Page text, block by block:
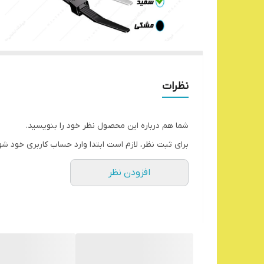
نظرات
شما هم درباره این محصول نظر خود را بنویسید.
برای ثبت نظر، لازم است ابتدا وارد حساب کاربری خود
افزودن نظر